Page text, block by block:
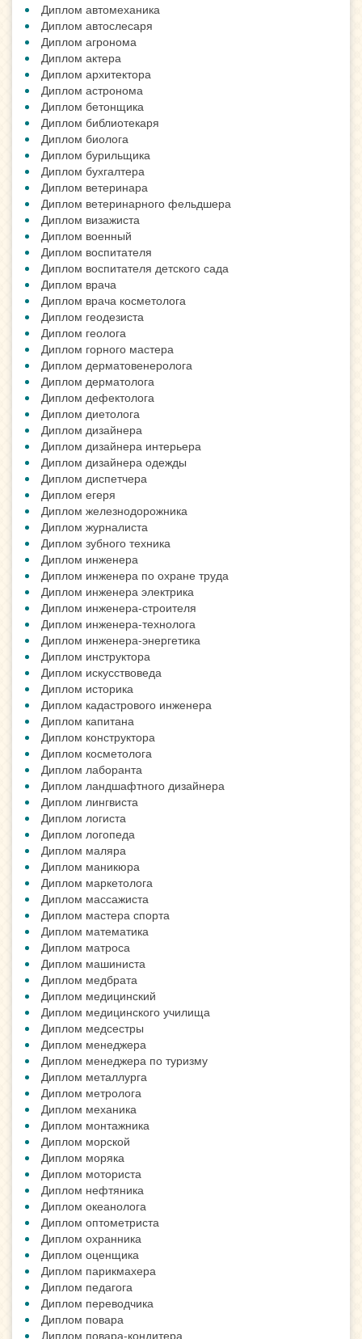
Диплом автомеханика
Диплом автослесаря
Диплом агронома
Диплом актера
Диплом архитектора
Диплом астронома
Диплом бетонщика
Диплом библиотекаря
Диплом биолога
Диплом бурильщика
Диплом бухгалтера
Диплом ветеринара
Диплом ветеринарного фельдшера
Диплом визажиста
Диплом военный
Диплом воспитателя
Диплом воспитателя детского сада
Диплом врача
Диплом врача косметолога
Диплом геодезиста
Диплом геолога
Диплом горного мастера
Диплом дерматовенеролога
Диплом дерматолога
Диплом дефектолога
Диплом диетолога
Диплом дизайнера
Диплом дизайнера интерьера
Диплом дизайнера одежды
Диплом диспетчера
Диплом егеря
Диплом железнодорожника
Диплом журналиста
Диплом зубного техника
Диплом инженера
Диплом инженера по охране труда
Диплом инженера электрика
Диплом инженера-строителя
Диплом инженера-технолога
Диплом инженера-энергетика
Диплом инструктора
Диплом искусствоведа
Диплом историка
Диплом кадастрового инженера
Диплом капитана
Диплом конструктора
Диплом косметолога
Диплом лаборанта
Диплом ландшафтного дизайнера
Диплом лингвиста
Диплом логиста
Диплом логопеда
Диплом маляра
Диплом маникюра
Диплом маркетолога
Диплом массажиста
Диплом мастера спорта
Диплом математика
Диплом матроса
Диплом машиниста
Диплом медбрата
Диплом медицинский
Диплом медицинского училища
Диплом медсестры
Диплом менеджера
Диплом менеджера по туризму
Диплом металлурга
Диплом метролога
Диплом механика
Диплом монтажника
Диплом морской
Диплом моряка
Диплом моториста
Диплом нефтяника
Диплом океанолога
Диплом оптометриста
Диплом охранника
Диплом оценщика
Диплом парикмахера
Диплом педагога
Диплом переводчика
Диплом повара
Диплом повара-кондитера